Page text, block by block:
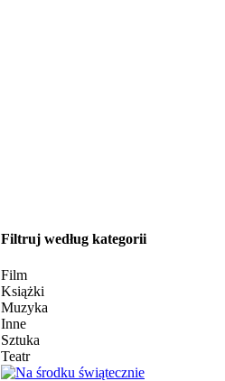
Filtruj według kategorii
Film
Książki
Muzyka
Inne
Sztuka
Teatr